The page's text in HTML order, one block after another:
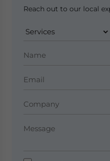
Reach out to our local